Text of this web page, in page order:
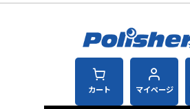
カート マイページ